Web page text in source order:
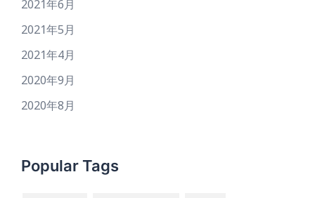
2021年6月
2021年5月
2021年4月
2020年9月
2020年8月
Popular Tags